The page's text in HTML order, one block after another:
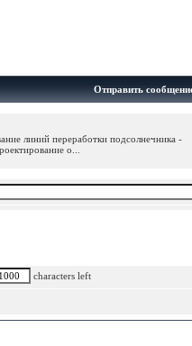
Отправить
линий переработки подсолнечника -
о...
characters left